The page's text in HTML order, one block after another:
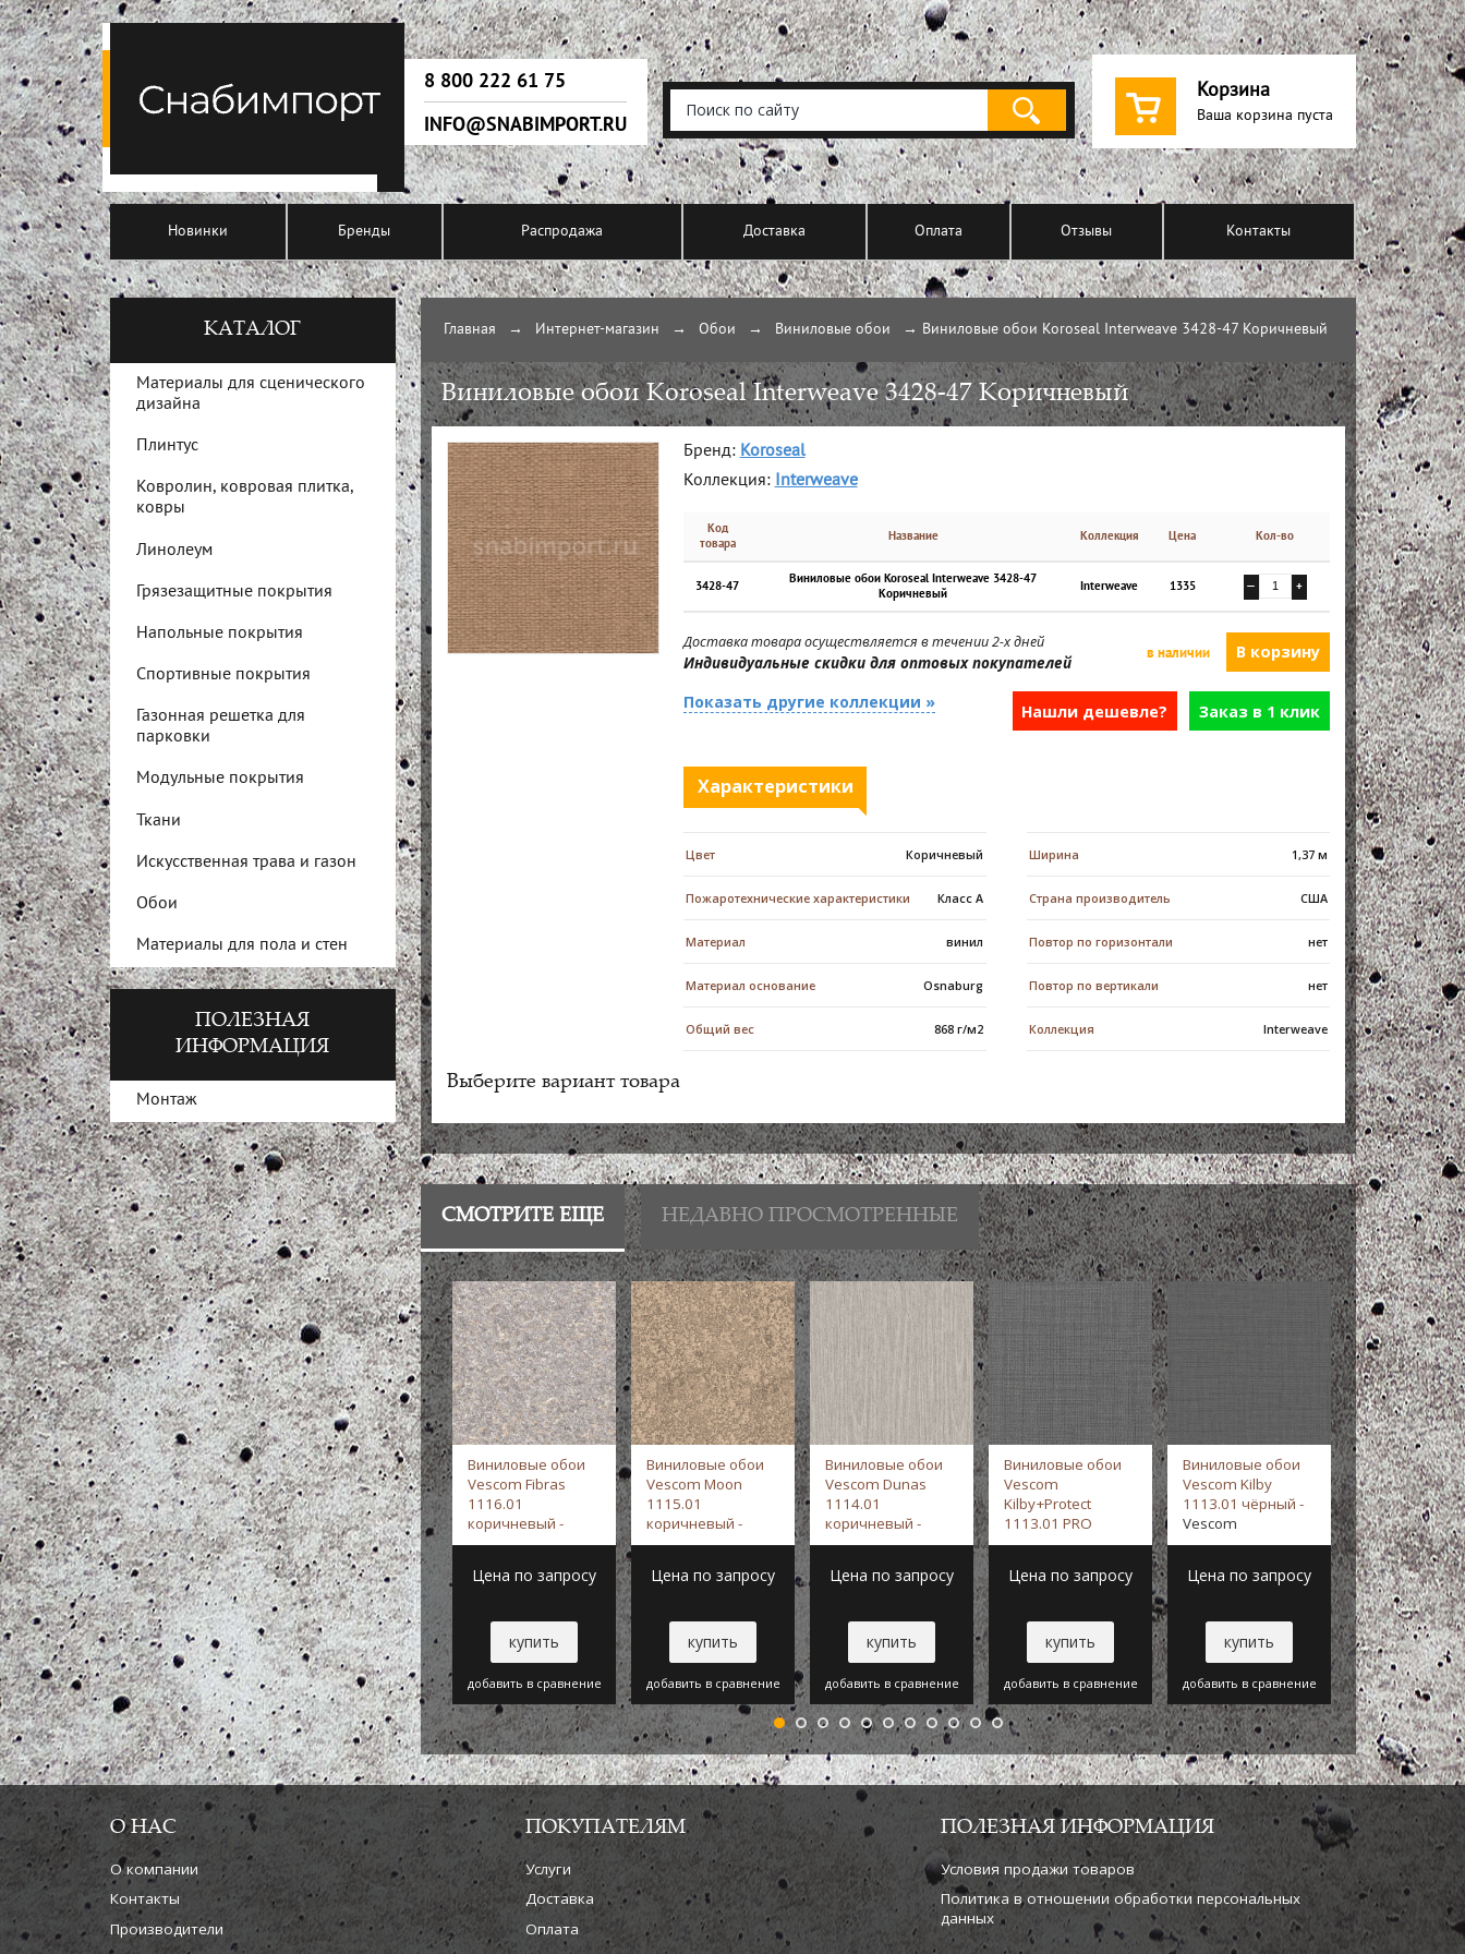
8 800 222 61 75
INFO@SNABIMPORT.RU
Корзина
Ваша корзина пуста
Новинки Бренды Распродажа Доставка Оплата Отзывы Контакты
Главная → Интернет-магазин → Обои → Виниловые обои → Виниловые обои Koroseal Interweave 3428-47 Коричневый
Виниловые обои Koroseal Interweave 3428-47 Коричневый
Бренд: Koroseal
Коллекция:
Interweave
Код
товара
Название Коллекция Цена Кол-во
3428-47
Виниловые обои Koroseal Interweave 3428-47
Коричневый
Interweave 1335 — +
Доставка товара осуществляется в течении 2-х дней
Индивидуальные скидки для оптовых покупателей в наличии
Показать другие коллекции » Заказ в 1 клик
Нашли дешевле?
Характеристики
Цвет Коричневый Ширина 1,37 м
Страна производитель США
Пожаротехнические характеристики Класс А
Материал винил Повтор по горизонтали нет
Повтор по вертикали нет
Материал основание Osnaburg
Общий вес 868 г/м2 Коллекция Interweave
Выберите вариант товара
СМОТРИТЕ ЕЩЕ НЕДАВНО ПРОСМОТРЕННЫЕ
Виниловые обои
Vescom Fibras
1116.01
коричневый -
Vescom
Цена по запросу
купить
добавить в сравнение
Виниловые обои
Vescom Moon
1115.01
коричневый -
Vescom
Цена по запросу
купить
добавить в сравнение
Виниловые обои
Vescom Dunas
1114.01
коричневый -
Vescom
Цена по запросу
купить
добавить в сравнение
Виниловые обои
Vescom
Kilby+Protect
1113.01 PRO
Серый -Vescom
Цена по запросу
купить
добавить в сравнение
Виниловые обои
Vescom Kilby
1113.01 чёрный -
Vescom
Цена по запросу
купить
добавить в сравнение
Виниловые
Vescom
Delta+Protect
1111.01 PRO
голубой -
Цена по
купить
добавить в
КАТАЛОГ
Материалы для сценического
дизайна
Плинтус
Ковролин, ковровая плитка,
ковры
Линолеум
Грязезащитные покрытия
Напольные покрытия
Спортивные покрытия
Газонная решетка для
парковки
Модульные покрытия
Ткани
Искусственная трава и газон
Обои
Материалы для пола и стен
ПОЛЕЗНАЯ
ИНФОРМАЦИЯ
Монтаж
О НАС
О компании
Контакты
Производители
ПОКУПАТЕЛЯМ
Услуги
Доставка
Оплата
ПОЛЕЗНАЯ ИНФОРМАЦИЯ
Условия продажи товаров
Политика в отношении обработки персональных
данных